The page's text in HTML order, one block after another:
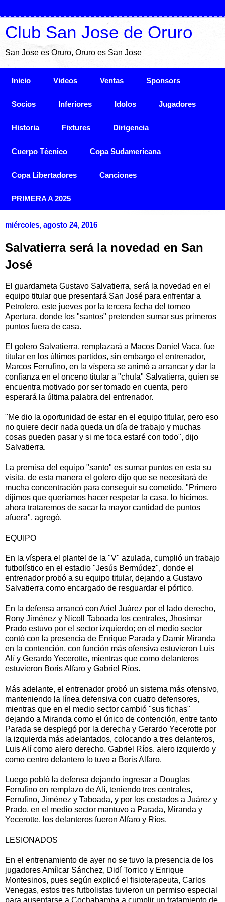
Club San Jose de Oruro
San Jose es Oruro, Oruro es San Jose
Inicio Videos Ventas Sponsors
Socios Inferiores Idolos Jugadores
Historia Fixtures Dirigencia
Cuerpo Técnico Copa Sudamericana
Copa Libertadores Canciones
PRIMERA A 2025
miércoles, agosto 24, 2016
Salvatierra será la novedad en San
José
El guardameta Gustavo Salvatierra, será la novedad en el
equipo titular que presentará San José para enfrentar a
Petrolero, este jueves por la tercera fecha del torneo
Apertura, donde los "santos" pretenden sumar sus primeros
puntos fuera de casa.
El golero Salvatierra, remplazará a Macos Daniel Vaca, fue
titular en los últimos partidos, sin embargo el entrenador,
Marcos Ferrufino, en la víspera se animó a arrancar y dar la
confianza en el onceno titular a "chula" Salvatierra, quien se
encuentra motivado por ser tomado en cuenta, pero
esperará la última palabra del entrenador.
"Me dio la oportunidad de estar en el equipo titular, pero eso
no quiere decir nada queda un día de trabajo y muchas
cosas pueden pasar y si me toca estaré con todo", dijo
Salvatierra.
La premisa del equipo "santo" es sumar puntos en esta su
visita, de esta manera el golero dijo que se necesitará de
mucha concentración para conseguir su cometido. "Primero
dijimos que queríamos hacer respetar la casa, lo hicimos,
ahora trataremos de sacar la mayor cantidad de puntos
afuera", agregó.
EQUIPO
En la víspera el plantel de la "V" azulada, cumplió un trabajo
futbolístico en el estadio "Jesús Bermúdez", donde el
entrenador probó a su equipo titular, dejando a Gustavo
Salvatierra como encargado de resguardar el pórtico.
En la defensa arrancó con Ariel Juárez por el lado derecho,
Rony Jiménez y Nicoll Taboada los centrales, Jhosimar
Prado estuvo por el sector izquierdo; en el medio sector
contó con la presencia de Enrique Parada y Damir Miranda
en la contención, con función más ofensiva estuvieron Luis
Alí y Gerardo Yecerotte, mientras que como delanteros
estuvieron Boris Alfaro y Gabriel Ríos.
Más adelante, el entrenador probó un sistema más ofensivo,
manteniendo la línea defensiva con cuatro defensores,
mientras que en el medio sector cambió "sus fichas"
dejando a Miranda como el único de contención, entre tanto
Parada se desplegó por la derecha y Gerardo Yecerotte por
la izquierda más adelantados, colocando a tres delanteros,
Luis Alí como alero derecho, Gabriel Ríos, alero izquierdo y
como centro delantero lo tuvo a Boris Alfaro.
Luego pobló la defensa dejando ingresar a Douglas
Ferrufino en remplazo de Alí, teniendo tres centrales,
Ferrufino, Jiménez y Taboada, y por los costados a Juárez y
Prado, en el medio sector mantuvo a Parada, Miranda y
Yecerotte, los delanteros fueron Alfaro y Ríos.
LESIONADOS
En el entrenamiento de ayer no se tuvo la presencia de los
jugadores Amílcar Sánchez, Didí Torrico y Enrique
Montesinos, pues según explicó el fisioterapeuta, Carlos
Venegas, estos tres futbolistas tuvieron un permiso especial
para ausentarse a Cochabamba a cumplir un tratamiento de